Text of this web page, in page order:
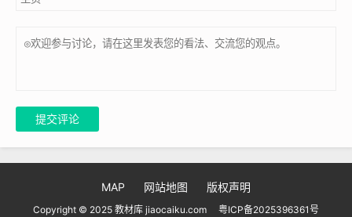
提交评论
MAP 网站地图 版权声明
Copyright © 2025 教材库 jiaocaiku.com 粤ICP备2025396361号